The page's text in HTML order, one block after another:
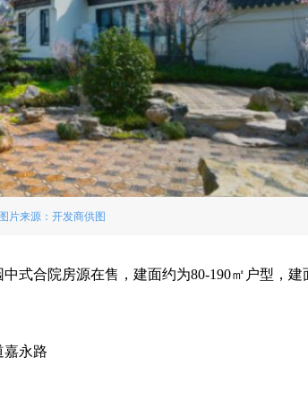
图片来源：开发商供图
式合院房源在售，建面约为80-190㎡户型，建
嘉永路